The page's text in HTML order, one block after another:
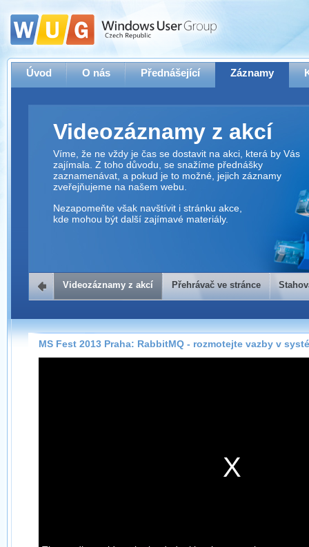
Úvod O nás Přednášející Záznamy
Videozáznamy z akcí
Víme, že ne vždy je čas se dostavit na akci, která by Vás
zajímala. Z toho důvodu, se snažíme přednášky
zaznamenávat, a pokud je to možné, jejich záznamy
zveřejňujeme na našem webu.
Nezapomeňte však navštívit i stránku akce,
kde mohou být další zajímavé materiály.
Přehrávač ve stránce
Záznamy na našem webu můžete pohodlně sledovat
přímo na stránce s využitím našehoHTML 5nebo
Silverlightpřehrávače.
Stahování záznamů
Videozáznamy z akcí Přehrávač ve stránce
MS Fest 2013 Praha: RabbitMQ - rozmotejte vazby v